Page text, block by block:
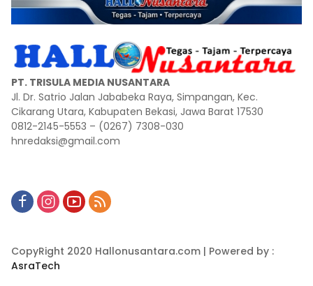
PT. TRISULA MEDIA NUSANTARA
Jl. Dr. Satrio Jalan Jababeka Raya, Simpangan, Kec.
Cikarang Utara, Kabupaten Bekasi, Jawa Barat 17530
0812-2145-5553 – (0267) 7308-030
hnredaksi@gmail.com
CopyRight 2020 Hallonusantara.com | Powered by :
AsraTech